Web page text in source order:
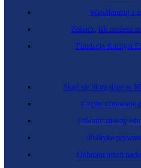
Towarzyszka osób starszych
Skąd się biorą dane w
Często zadawane
Otwarte zasoby
Polityka
Ochrona przed
Współpracuj z
Zobacz, jak możesz
Fundacja Katalyst